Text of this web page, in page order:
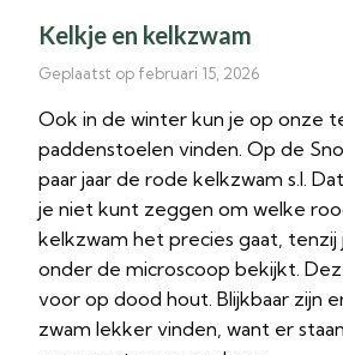
Kelkje en kelkzwam
Geplaatst op februari 15, 2026
Ook in de winter kun je op onze
paddenstoelen vinden. Op de
paar jaar de rode kelkzwam s.l.
je niet kunt zeggen om welke
kelkzwam het precies gaat, tenzij
onder de microscoop bekijkt.
voor op dood hout. Blijkbaar zijn
zwam lekker vinden, want er